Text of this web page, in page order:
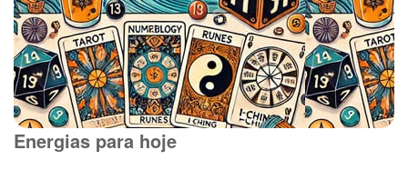
Energias para hoje